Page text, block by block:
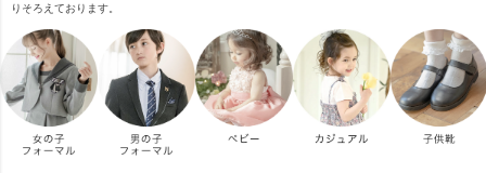
りそろえております。